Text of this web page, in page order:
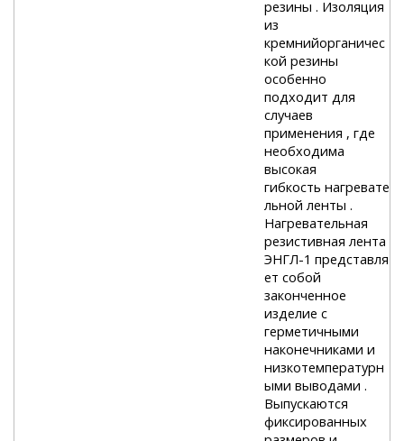
резины . Изоляция
из
кремнийорганичес
кой резины
особенно
подходит для
случаев
применения , где
необходима
высокая
гибкость нагревате
льной ленты .
Нагревательная
резистивная лента
ЭНГЛ-1 представля
ет собой
законченное
изделие с
герметичными
наконечниками и
низкотемпературн
ыми выводами .
Выпускаются
фиксированных